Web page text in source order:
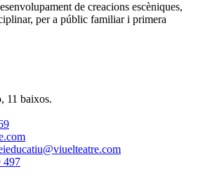
de creacions escèniques,
per a públic familiar i primera
11 baixos.
497